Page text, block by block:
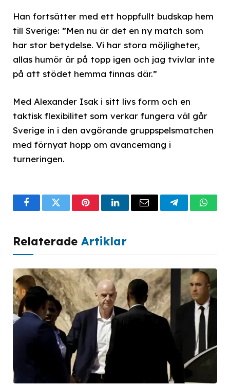
Han fortsätter med ett hoppfullt budskap hem
till Sverige: ”Men nu är det en ny match som
har stor betydelse. Vi har stora möjligheter,
allas humör är på topp igen och jag tvivlar inte
på att stödet hemma finnas där.”
Med Alexander Isak i sitt livs form och en
taktisk flexibilitet som verkar fungera väl går
Sverige in i den avgörande gruppspelsmatchen
med förnyat hopp om avancemang i
turneringen.
FacebookTwitterPinterestLinkedInEmail Telegram
Relaterade Artiklar